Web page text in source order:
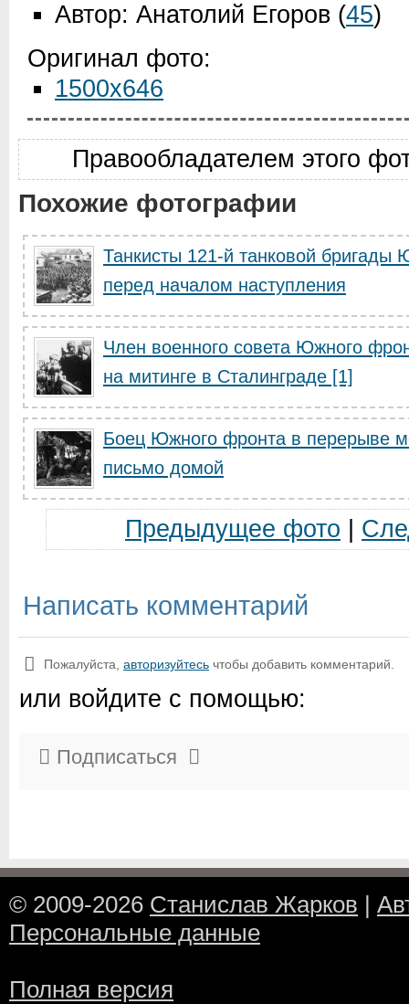
Автор: Анатолий Егоров (45)
Оригинал фото:
1500x646
Правообладателем этого
Похожие фотографии
Танкисты 121-й танковой бригады
перед началом наступления
Член военного совета Южного
на митинге в Сталинграде [1]
Боец Южного фронта в перерыве
письмо домой
Предыдущее фото
Написать комментарий
Пожалуйста, авторизуйтесь чтобы добавить комментарий.
или войдите с помощью:
Подписаться
© 2009-2026 Станислав Жарков |
Персональные данные
Полная версия